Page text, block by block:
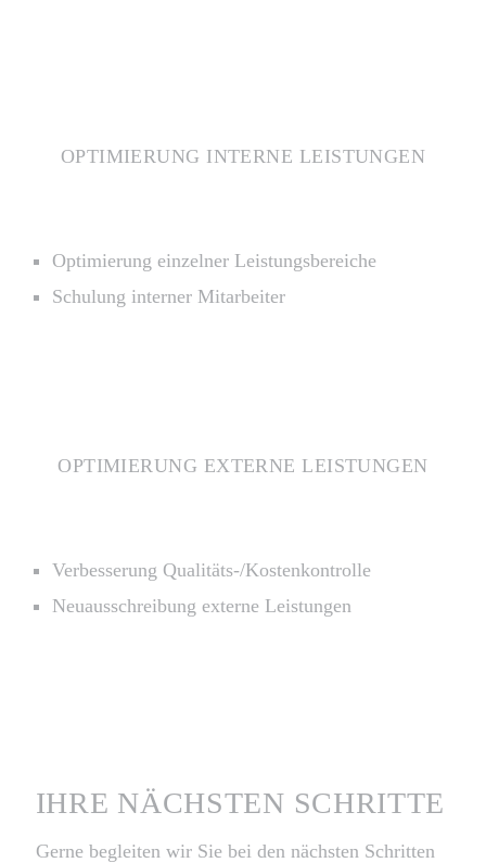
OPTIMIERUNG INTERNE LEISTUNGEN
Optimierung einzelner Leistungsbereiche
Schulung interner Mitarbeiter
OPTIMIERUNG EXTERNE LEISTUNGEN
Verbesserung Qualitäts-/Kostenkontrolle
Neuausschreibung externe Leistungen
IHRE NÄCHSTEN SCHRITTE
Gerne begleiten wir Sie bei den nächsten Schritten